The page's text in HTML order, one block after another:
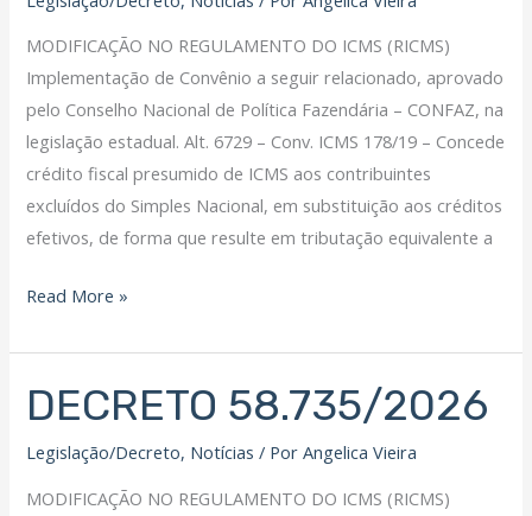
MODIFICAÇÃO NO REGULAMENTO DO ICMS (RICMS)
Implementação de Convênio a seguir relacionado, aprovado
pelo Conselho Nacional de Política Fazendária – CONFAZ, na
legislação estadual. Alt. 6729 – Conv. ICMS 178/19 – Concede
crédito fiscal presumido de ICMS aos contribuintes
excluídos do Simples Nacional, em substituição aos créditos
efetivos, de forma que resulte em tributação equivalente a
Read More »
DECRETO 58.735/2026
Legislação/Decreto, Notícias / PorAngelica Vieira
MODIFICAÇÃO NO REGULAMENTO DO ICMS (RICMS)
DECRETO
58.735/2026